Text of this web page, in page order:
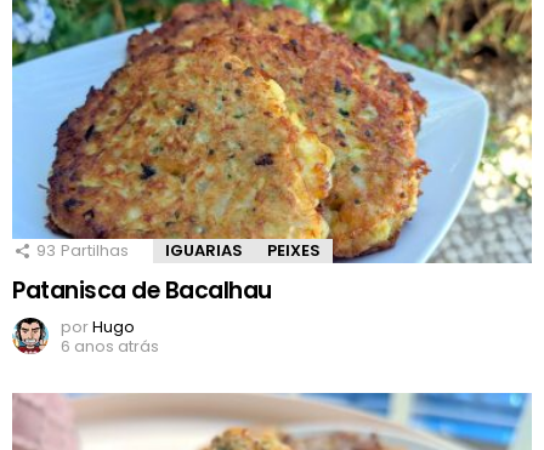
93 Partilhas IGUARIAS PEIXES
Patanisca de Bacalhau
porHugo
6 anos atrás